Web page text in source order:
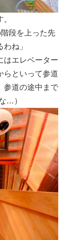
段を上った先
ね」
はエレベーター
らといって参道
参道の途中まで
…）